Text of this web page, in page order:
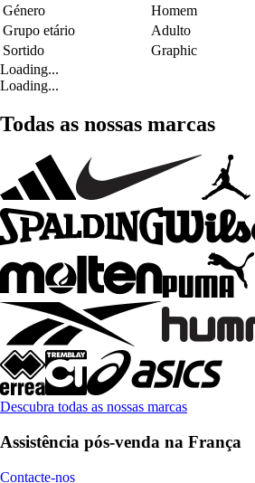
Género
Homem
Grupo etário
Adulto
Sortido
Graphic
Loading...
Loading...
Todas as nossas marcas
Descubra todas as nossas marcas
Assistência pós-venda na França
Contacte-nos